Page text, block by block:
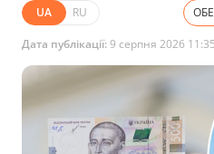
UA RU
Дата публікації:9 серпня 2026 11:35